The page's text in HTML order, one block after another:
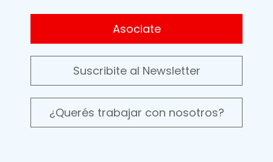
Asociate
Suscribite al Newsletter
¿Querés trabajar con nosotros?